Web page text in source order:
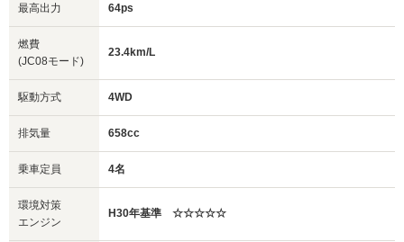
最高出力 64ps
燃費
(JC08モード)
23.4km/L
駆動方式 4WD
排気量 658cc
乗車定員 4名
環境対策
エンジン
H30年基準 ☆☆☆☆☆